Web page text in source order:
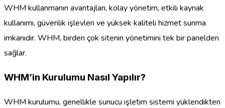
WHM kullanmanın avantajları, kolay yönetim, etkili kaynak
kullanımı, güvenlik işlevleri ve yüksek kaliteli hizmet sunma
imkanıdır. WHM, birden çok sitenin yönetimini tek bir panelden
sağlar.
WHM’in Kurulumu Nasıl Yapılır?
WHM kurulumu, genellikle sunucu işletim sistemi yüklendikten